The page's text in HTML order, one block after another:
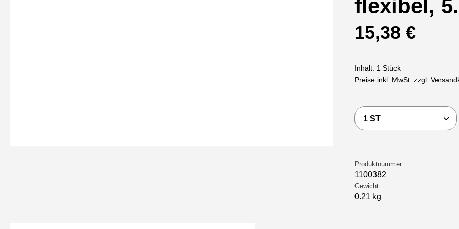
flexibel,
Regulärer Preis:
15,38 €
Inhalt: 1 Stück
Preise inkl. MwSt. zzgl.
Produkt Anzahl:
Produktnummer:
1100382
Gewicht:
0.21 kg